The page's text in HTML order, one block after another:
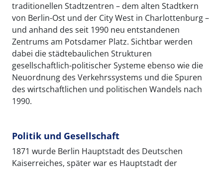
traditionellen Stadtzentren – dem alten Stadtkern
von Berlin-Ost und der City West in Charlottenburg –
und anhand des seit 1990 neu entstandenen
Zentrums am Potsdamer Platz. Sichtbar werden
dabei die städtebaulichen Strukturen
gesellschaftlich-politischer Systeme ebenso wie die
Neuordnung des Verkehrssystems und die Spuren
des wirtschaftlichen und politischen Wandels nach
1990.
Politik und Gesellschaft
1871 wurde Berlin Hauptstadt des Deutschen
Kaiserreiches, später war es Hauptstadt der